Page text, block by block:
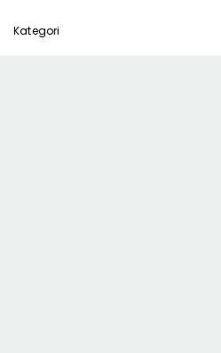
Kategori